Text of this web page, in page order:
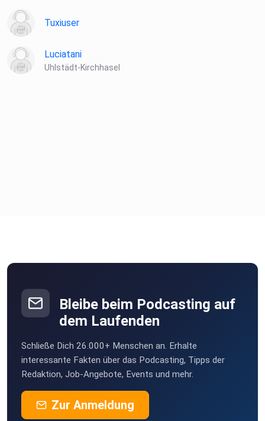
Tuxiuser
Luciatani
Uhlstädt-Kirchhasel
Bleibe beim Podcasting auf
dem Laufenden
Schließe Dich 26.000+ Menschen an. Erhalte
interessante Fakten über das Podcasting, Tipps der
Redaktion, Job-Angebote, Events und mehr.
Zur Anmeldung